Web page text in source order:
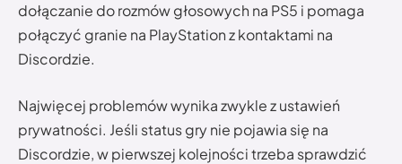
dołączanie do rozmów głosowych na PS5 i pomaga
połączyć granie na PlayStation z kontaktami na
Discordzie.
Najwięcej problemów wynika zwykle z ustawień
prywatności. Jeśli status gry nie pojawia się na
Discordzie, w pierwszej kolejności trzeba sprawdzić